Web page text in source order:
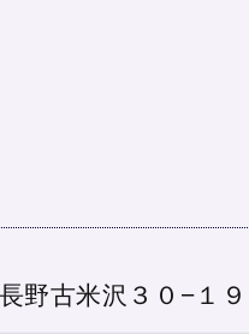
野古米沢３０−１９